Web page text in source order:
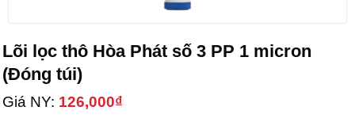
Lõi lọc thô Hòa Phát số 3 PP 1 micron
(Đóng túi)
Giá NY: 126,000₫